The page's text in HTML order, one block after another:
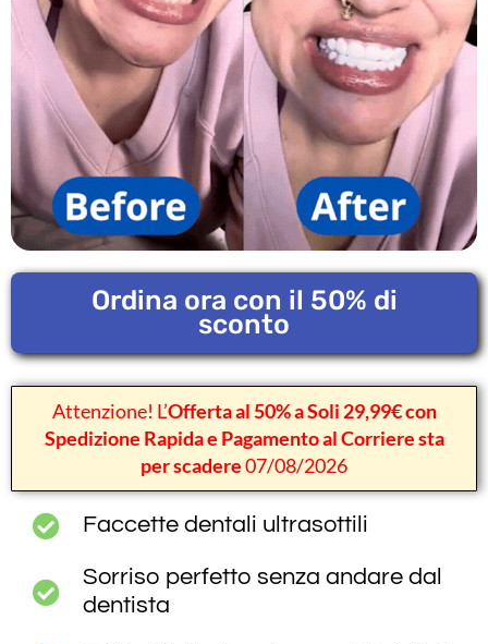
Ordina ora con il 50% di
sconto
Attenzione! L’Offerta al 50% a Soli 29,99€ con
Spedizione Rapida e Pagamento al Corriere sta
per scadere07/08/2026
Faccette dentali ultrasottili
Sorriso perfetto senza andare dal
dentista